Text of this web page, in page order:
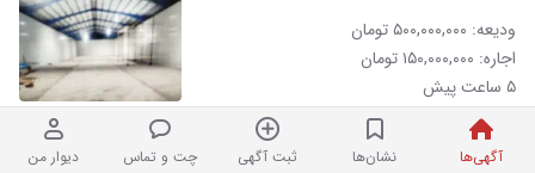
آگهی‌ها نشان‌ها ثبت آگهی چت و تماس دیوار من
ودیعه: ۵۰۰,۰۰۰,۰۰۰ تومان
اجاره: ۱۵۰,۰۰۰,۰۰۰ تومان
۵ ساعت پیش